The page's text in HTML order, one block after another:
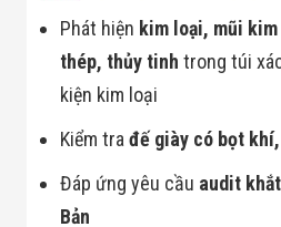
Phát hiện kim loại, mũi
thép, thủy tinh trong túi
kiện kim loại
Kiểm trađế giày có bọt
Đáp ứng yêu cầu audit
Bản